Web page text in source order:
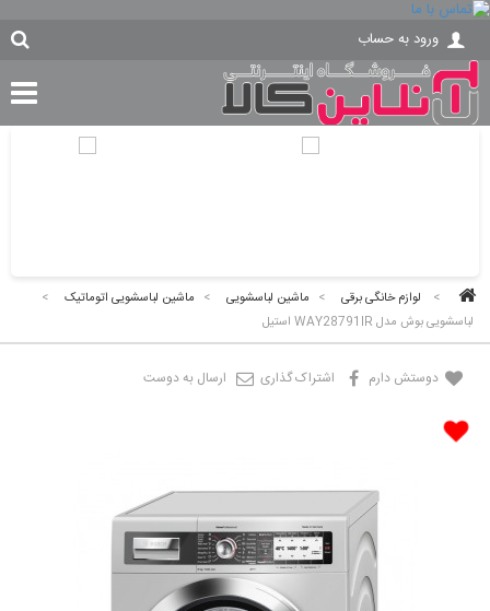
ورود به حساب
> لوازم خانگی برقی > ماشین لباسشویی > ماشین لباسشویی اتوماتیک
>
لباسشویی بوش مدل WAY28791IR استیل
دوستش دارم اشتراک گذاری ارسال به دوست